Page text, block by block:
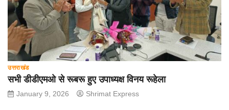
उत्तराखंड
सभी डीडीएमओ से रूबरू हुए उपाध्यक्ष विनय रूहेला
January 9, 2026 Shrimat Express